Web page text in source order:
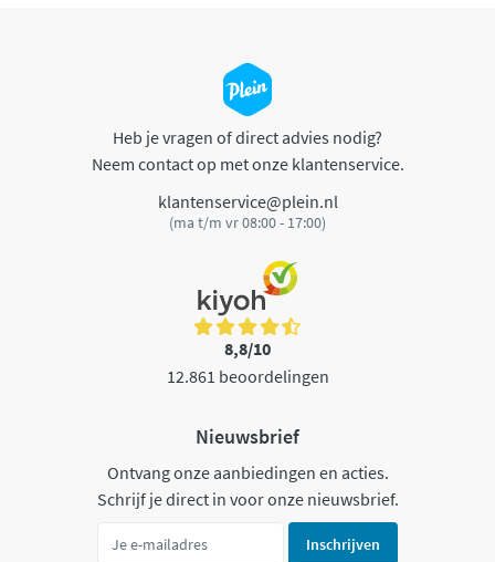
Heb je vragen of direct advies nodig?
Neem contact op met onze klantenservice.
klantenservice@plein.nl
(ma t/m vr 08:00 - 17:00)
8,8/10
12.861 beoordelingen
Nieuwsbrief
Ontvang onze aanbiedingen en acties.
Schrijf je direct in voor onze nieuwsbrief.
Inschrijven